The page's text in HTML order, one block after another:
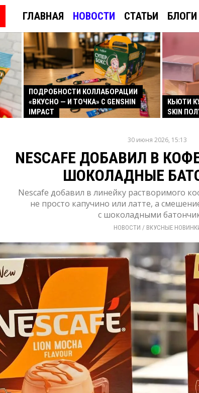
ГЛАВНАЯ НОВОСТИ СТАТЬИ БЛОГИ
ПОДРОБНОСТИ КОЛЛАБОРАЦИИ
«ВКУСНО — И ТОЧКА» С GENSHIN
IMPACT
КЬЮТИ
SKIN
30 июня 2026, 15:13
NESCAFE ДОБАВИЛ В
ШОКОЛАДНЫЕ
Nescafe добавил в линейку растворимого
не просто капучино или латте, а
с шоколадными
НОВОСТИ / ВКУСНЫЕ